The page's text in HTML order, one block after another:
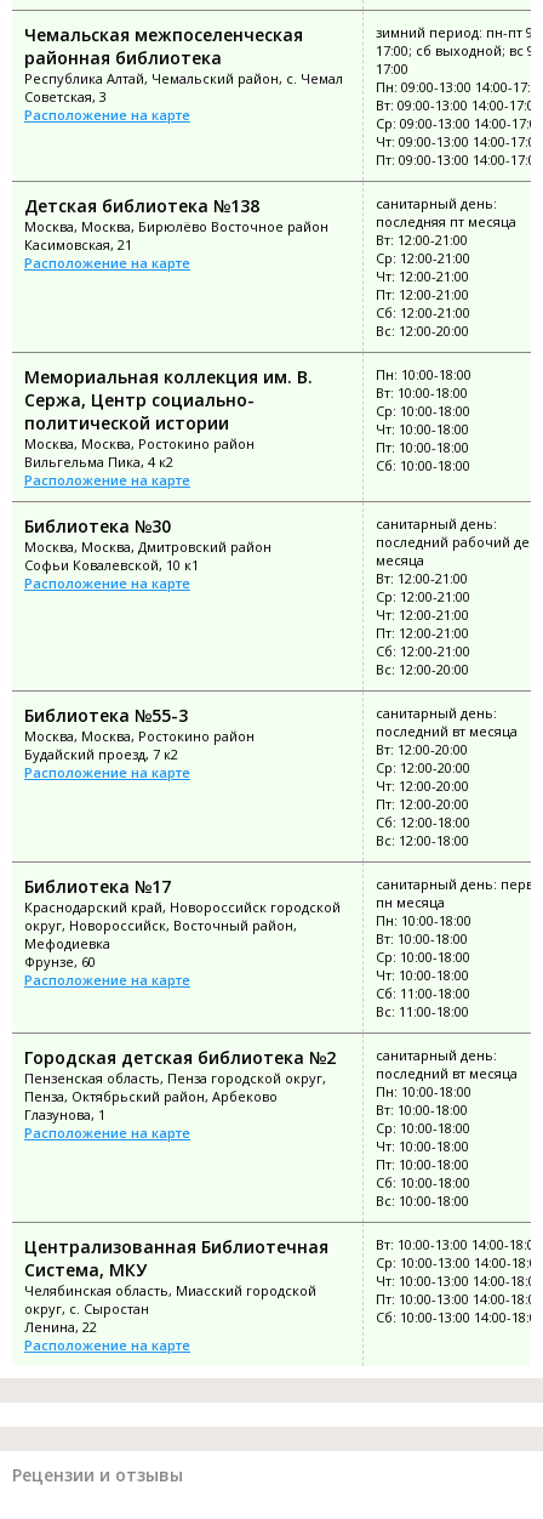
Чемальская межпоселенческая
районная библиотека
Республика Алтай, Чемальский район, с. Чемал
Советская, 3
Расположение на карте
зимний период: пн-пт
17:00; сб выходной; вс
17:00
Пн: 09:00-13:00 14:00-
Вт: 09:00-13:00 14:00-17:00
Ср: 09:00-13:00 14:00-17:00
Чт: 09:00-13:00 14:00-17:00
Пт: 09:00-13:00 14:00-17:00
Детская библиотека №138
Москва, Москва, Бирюлёво Восточное район
Касимовская, 21
Расположение на карте
санитарный день:
последняя пт месяца
Вт: 12:00-21:00
Ср: 12:00-21:00
Чт: 12:00-21:00
Пт: 12:00-21:00
Сб: 12:00-21:00
Вс: 12:00-20:00
Мемориальная коллекция им. В.
Сержа, Центр социально-
политической истории
Москва, Москва, Ростокино район
Вильгельма Пика, 4 к2
Расположение на карте
Пн: 10:00-18:00
Вт: 10:00-18:00
Ср: 10:00-18:00
Чт: 10:00-18:00
Пт: 10:00-18:00
Сб: 10:00-18:00
Библиотека №30
Москва, Москва, Дмитровский район
Софьи Ковалевской, 10 к1
Расположение на карте
санитарный день:
последний рабочий
месяца
Вт: 12:00-21:00
Ср: 12:00-21:00
Чт: 12:00-21:00
Пт: 12:00-21:00
Сб: 12:00-21:00
Вс: 12:00-20:00
Библиотека №55-3
Москва, Москва, Ростокино район
Будайский проезд, 7 к2
Расположение на карте
санитарный день:
последний вт месяца
Вт: 12:00-20:00
Ср: 12:00-20:00
Чт: 12:00-20:00
Пт: 12:00-20:00
Сб: 12:00-18:00
Вс: 12:00-18:00
Библиотека №17
Краснодарский край, Новороссийск городской
округ, Новороссийск, Восточный район,
Мефодиевка
Фрунзе, 60
Расположение на карте
санитарный день:
пн месяца
Пн: 10:00-18:00
Вт: 10:00-18:00
Ср: 10:00-18:00
Чт: 10:00-18:00
Сб: 11:00-18:00
Вс: 11:00-18:00
Городская детская библиотека №2
Пензенская область, Пенза городской округ,
Пенза, Октябрьский район, Арбеково
Глазунова, 1
Расположение на карте
санитарный день:
последний вт месяца
Пн: 10:00-18:00
Вт: 10:00-18:00
Ср: 10:00-18:00
Чт: 10:00-18:00
Пт: 10:00-18:00
Сб: 10:00-18:00
Вс: 10:00-18:00
Централизованная Библиотечная
Система, МКУ
Челябинская область, Миасский городской
округ, с. Сыростан
Ленина, 22
Расположение на карте
Вт: 10:00-13:00 14:00-18:00
Ср: 10:00-13:00 14:00-18:00
Чт: 10:00-13:00 14:00-18:00
Пт: 10:00-13:00 14:00-18:00
Сб: 10:00-13:00 14:00-18:00
Рецензии и отзывы